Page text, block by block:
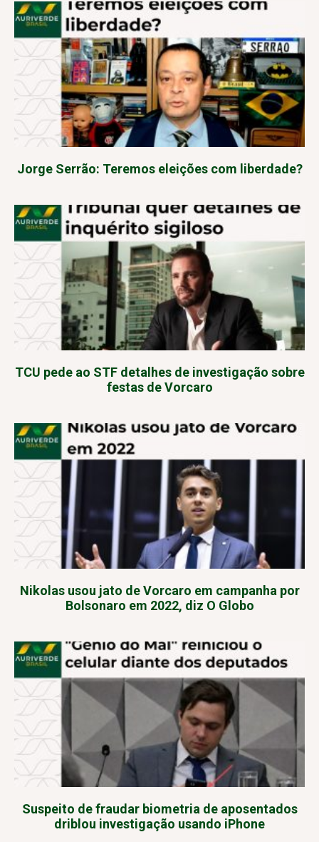
Jorge Serrão: Teremos eleições com liberdade?
TCU pede ao STF detalhes de investigação sobre
festas de Vorcaro
Nikolas usou jato de Vorcaro em campanha por
Bolsonaro em 2022, diz O Globo
Suspeito de fraudar biometria de aposentados
driblou investigação usando iPhone